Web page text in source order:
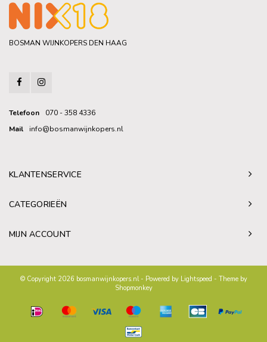
BOSMAN WIJNKOPERS DEN HAAG
Telefoon
070 - 358 4336
Mail
info@bosmanwijnkopers.nl
KLANTENSERVICE
CATEGORIEËN
MIJN ACCOUNT
© Copyright 2026 bosmanwijnkopers.nl - Powered by Lightspeed - Theme by
Shopmonkey